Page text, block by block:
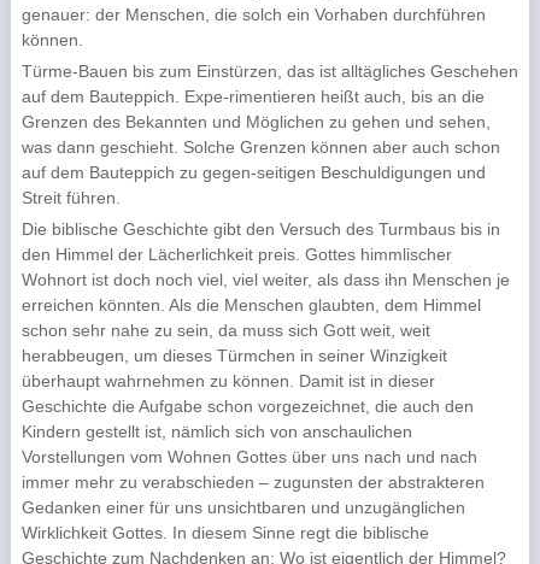
genauer: der Menschen, die solch ein Vorhaben durchführen
können.
Türme-Bauen bis zum Einstürzen, das ist alltägliches Geschehen
auf dem Bauteppich. Expe-rimentieren heißt auch, bis an die
Grenzen des Bekannten und Möglichen zu gehen und sehen,
was dann geschieht. Solche Grenzen können aber auch schon
auf dem Bauteppich zu gegen-seitigen Beschuldigungen und
Streit führen.
Die biblische Geschichte gibt den Versuch des Turmbaus bis in
den Himmel der Lächerlichkeit preis. Gottes himmlischer
Wohnort ist doch noch viel, viel weiter, als dass ihn Menschen je
erreichen könnten. Als die Menschen glaubten, dem Himmel
schon sehr nahe zu sein, da muss sich Gott weit, weit
herabbeugen, um dieses Türmchen in seiner Winzigkeit
überhaupt wahrnehmen zu können. Damit ist in dieser
Geschichte die Aufgabe schon vorgezeichnet, die auch den
Kindern gestellt ist, nämlich sich von anschaulichen
Vorstellungen vom Wohnen Gottes über uns nach und nach
immer mehr zu verabschieden – zugunsten der abstrakteren
Gedanken einer für uns unsichtbaren und unzugänglichen
Wirklichkeit Gottes. In diesem Sinne regt die biblische
Geschichte zum Nachdenken an: Wo ist eigentlich der Himmel?